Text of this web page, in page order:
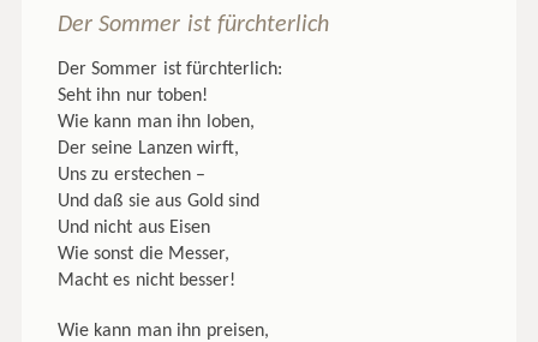
Der Sommer ist fürchterlich
Der Sommer ist fürchterlich:
Seht ihn nur toben!
Wie kann man ihn loben,
Der seine Lanzen wirft,
Uns zu erstechen –
Und daß sie aus Gold sind
Und nicht aus Eisen
Wie sonst die Messer,
Macht es nicht besser!
Wie kann man ihn preisen,